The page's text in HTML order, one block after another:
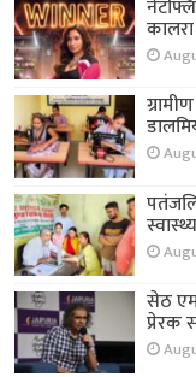
सेठ
प्रेरक